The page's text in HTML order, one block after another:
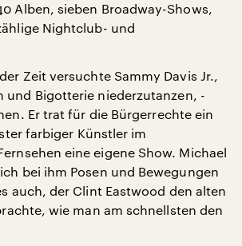
Alben, sieben Broadway-Shows,
Nightclub- und
Zeit versuchte Sammy Davis Jr.,
und Bigotterie niederzutanzen, -
Er trat für die Bürgerrechte ein
farbiger Künstler im
eine eigene Show. Michael
bei ihm Posen und Bewegungen
auch, der Clint Eastwood den alten
wie man am schnellsten den